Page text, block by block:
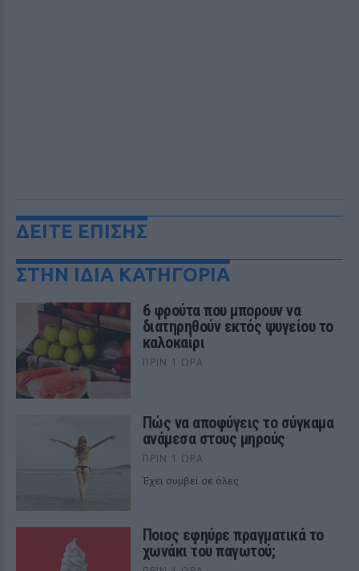
ΔΕΙΤΕ ΕΠΙΣΗΣ
ΣΤΗΝ ΙΔΙΑ ΚΑΤΗΓΟΡΙΑ
6 φρούτα που μπορουν να
διατηρηθούν εκτός ψυγείου το
καλοκαίρι
ΠΡΙΝ 1 ΏΡΑ
Πώς να αποφύγεις το σύγκαμα
ανάμεσα στους μηρούς
ΠΡΙΝ 1 ΏΡΑ
Έχει συμβεί σε όλες
Ποιος εφηύρε πραγματικά το
χωνάκι του παγωτού;